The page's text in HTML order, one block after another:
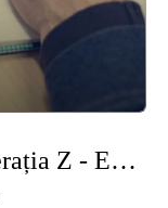
Podcast Euranet Plus - Generația Z - Episodul 27 - Interesul pentru învăţământul vocaţional